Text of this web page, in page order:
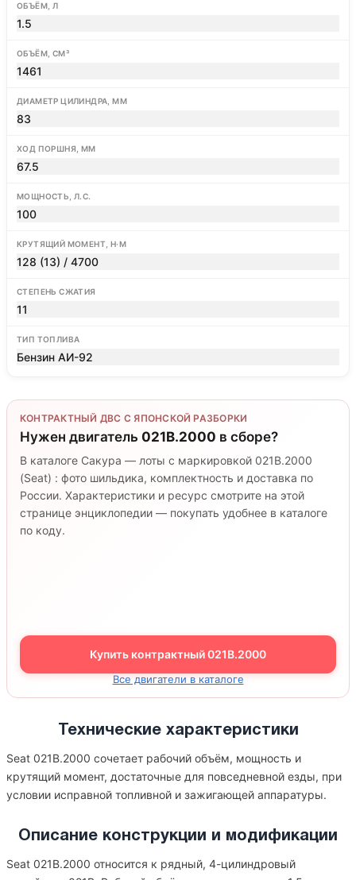
ОБЪЁМ, Л
1.5
ОБЪЁМ, СМ³
1461
ДИАМЕТР ЦИЛИНДРА, ММ
83
ХОД ПОРШНЯ, ММ
67.5
МОЩНОСТЬ, Л.С.
100
КРУТЯЩИЙ МОМЕНТ, Н·М
128 (13) / 4700
СТЕПЕНЬ СЖАТИЯ
11
ТИП ТОПЛИВА
Бензин АИ-92
КОНТРАКТНЫЙ ДВС С ЯПОНСКОЙ РАЗБОРКИ
Нужен двигатель 021B.2000 в сборе?
В каталоге Сакура — лоты с маркировкой 021B.2000
(Seat) : фото шильдика, комплектность и доставка по
России. Характеристики и ресурс смотрите на этой
странице энциклопедии — покупать удобнее в каталоге
по коду.
Купить контрактный 021B.2000
Все двигатели в каталоге
Технические характеристики
Seat 021B.2000 сочетает рабочий объём, мощность и
крутящий момент, достаточные для повседневной езды, при
условии исправной топливной и зажигающей аппаратуры.
Описание конструкции и модификации
Seat 021B.2000 относится к рядный, 4-цилиндровый